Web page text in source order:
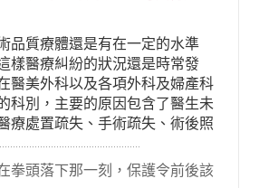
品質療體還是有在一定的水準
樣醫療糾紛的狀況還是時常發
醫美外科以及各項外科及婦產科
科別，主要的原因包含了醫生未
療處置疏失、手術疏失、術後照
用的收取。雖然醫學進步，但醫
起的糾紛還是經常發生。很多案
訴訟流程，我們如果不幸遇到相
拳頭落下那一刻，保護令前後該